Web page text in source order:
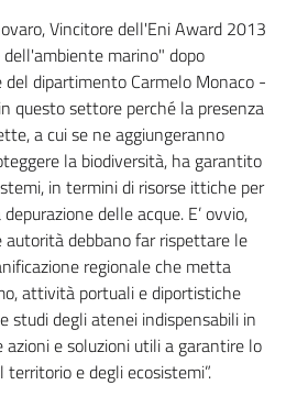
Vincitore dell'Eni Award 2013
marino" dopo
del dipartimento Carmelo Monaco -
questo settore perché la presenza
a cui se ne aggiungeranno
la biodiversità, ha garantito
in termini di risorse ittiche per
delle acque. E’ ovvio,
autorità debbano far rispettare le
regionale che metta
attività portuali e diportistiche
studi degli atenei indispensabili in
e soluzioni utili a garantire lo
e degli ecosistemi”.